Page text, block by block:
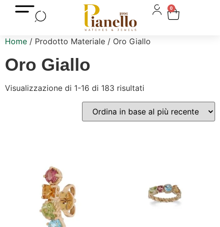
0
Home / Prodotto Materiale / Oro Giallo
Oro Giallo
Visualizzazione di 1-16 di 183 risultati